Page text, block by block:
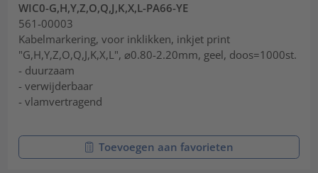
WIC0-G,H,Y,Z,O,Q,J,K,X,L-PA66-YE
561-00003
Kabelmarkering, voor inklikken, inkjet print
"G,H,Y,Z,O,Q,J,K,X,L", ⌀0.80-2.20mm, geel, doos=1000st.
- duurzaam
- verwijderbaar
- vlamvertragend
Toevoegen aan favorieten